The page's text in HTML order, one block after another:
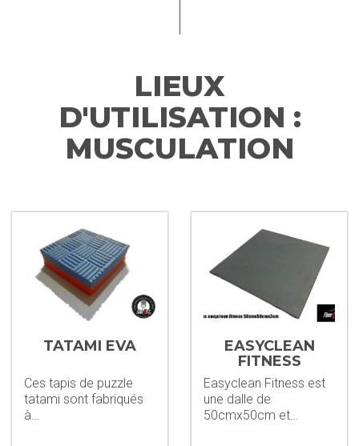
LIEUX
D'UTILISATION :
MUSCULATION
TATAMI EVA
Ces tapis de puzzle
tatami sont fabriqués
à…
EASYCLEAN
FITNESS
Easyclean Fitness est
une dalle de
50cmx50cm et…